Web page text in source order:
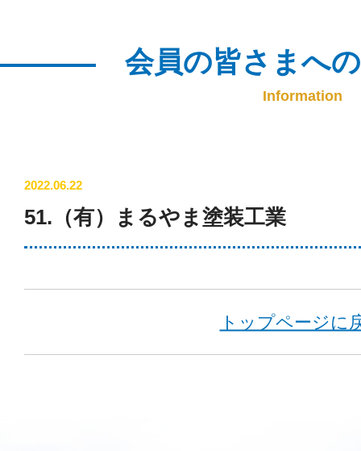
会員の皆さまへ
Information
2022.06.22
51.（有）まるやま塗装工業
トップページに